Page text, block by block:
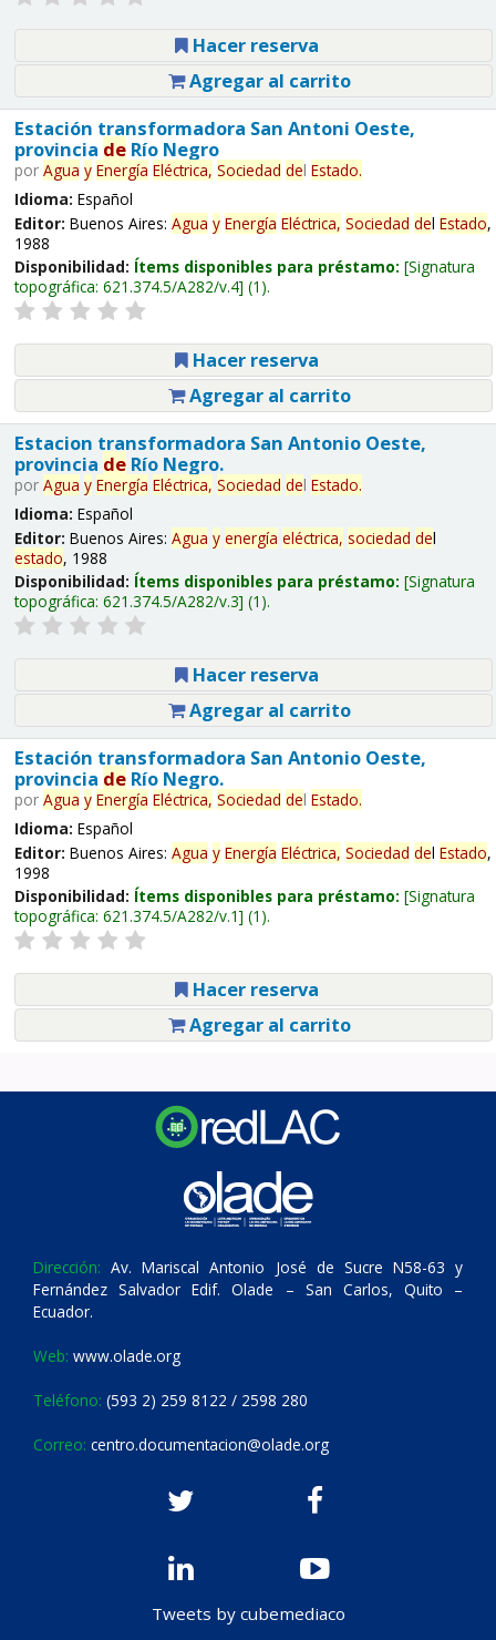
Hacer reserva
Agregar al carrito
Estación transformadora San Antoni Oeste,
provincia deRío Negro
por Agua y Energía Eléctrica, Sociedad del Estado.
Idioma: Español
Editor: Buenos Aires: Agua y Energía Eléctrica, Sociedad del Estado,
1988
Disponibilidad: Ítems disponibles para préstamo: Signatura
topográfica: 621.374.5/A282/v.4 (1).
Hacer reserva
Agregar al carrito
Estacion transformadora San Antonio Oeste,
provincia deRío Negro.
por Agua y Energía Eléctrica, Sociedad del Estado.
Idioma: Español
Editor: Buenos Aires: Agua y energía eléctrica, sociedad del
estado, 1988
Disponibilidad: Ítems disponibles para préstamo: Signatura
topográfica: 621.374.5/A282/v.3 (1).
Hacer reserva
Agregar al carrito
Estación transformadora San Antonio Oeste,
provincia deRío Negro.
por Agua y Energía Eléctrica, Sociedad del Estado.
Idioma: Español
Editor: Buenos Aires: Agua y Energía Eléctrica, Sociedad del Estado,
1998
Disponibilidad: Ítems disponibles para préstamo: Signatura
topográfica: 621.374.5/A282/v.1 (1).
Hacer reserva
Agregar al carrito
Dirección: Av. Mariscal Antonio José de Sucre N58-63 y
Fernández Salvador Edif. Olade – San Carlos, Quito –
Ecuador.
Web: www.olade.org
Teléfono: (593 2) 259 8122 / 2598 280
Correo: centro.documentacion@olade.org
Tweets by cubemediaco